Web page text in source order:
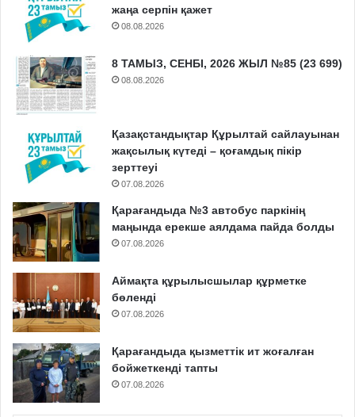
жаңа серпін қажет
08.08.2026
8 ТАМЫЗ, СЕНБІ, 2026 ЖЫЛ №85 (23 699)
08.08.2026
Қазақстандықтар Құрылтай сайлауынан
жақсылық күтеді – қоғамдық пікір
зерттеуі
07.08.2026
Қарағандыда №3 автобус паркінің
маңында ерекше аялдама пайда болды
07.08.2026
Аймақта құрылысшылар құрметке
бөленді
07.08.2026
Қарағандыда қызметтік ит жоғалған
бойжеткенді тапты
07.08.2026